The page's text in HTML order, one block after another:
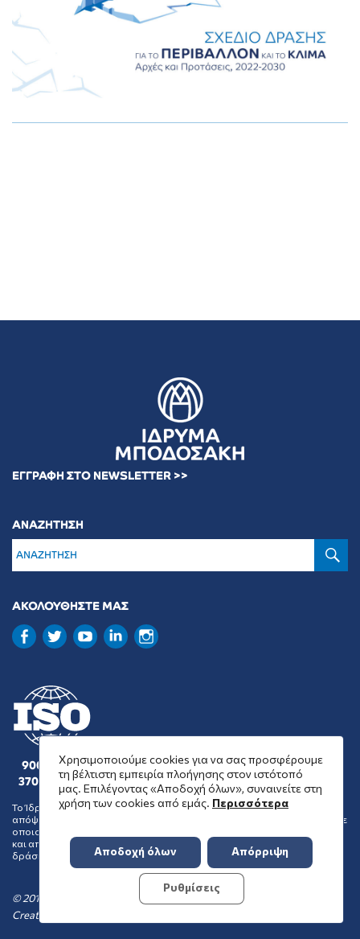
ΕΓΓΡΑΦΗ ΣΤΟ NEWSLETTER >>
ΑΝΑΖΗΤΗΣΗ
ΑΚΟΛΟΥΘΗΣΤΕ ΜΑΣ
9001 : 2015
37001 : 2025
Το Ίδρυμα Μποδοσάκη δεν συμμερίζεται απαραίτητα τις θέσεις και
απόψεις των οργανώσεων που επιλέγει να επιχορηγήσει ή να ενισχύσει με
οποιονδήποτε τρόπο και δεν μπορεί να συναχθεί αποδοχή των θέσεων
και απόψεων αυτών από το Ίδρυμα, ως συνέπεια της κοινωφελούς
δράσης του.
© 2016-2026 Ίδρυμα Μποδοσάκη
Created by
Χρησιμοποιούμε cookies για να σας προσφέρουμε
τη βέλτιστη εμπειρία πλοήγησης στον ιστότοπό
μας. Επιλέγοντας «Αποδοχή όλων», συναινείτε στη
χρήση των cookies από εμάς. Περισσότερα
Αποδοχή όλων Απόρριψη
Ρυθμίσεις